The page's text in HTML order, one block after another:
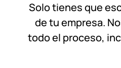
Solo tienes que
de tu empresa.
todo el proceso,